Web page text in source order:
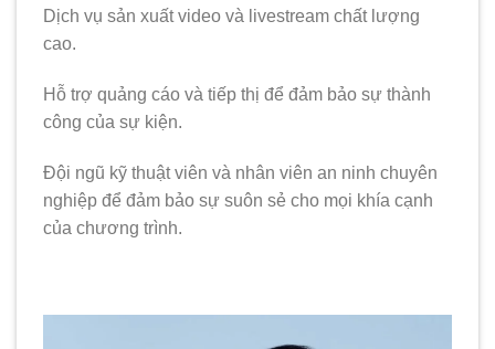
Dịch vụ sản xuất video và livestream chất lượng
cao.
Hỗ trợ quảng cáo và tiếp thị để đảm bảo sự thành
công của sự kiện.
Đội ngũ kỹ thuật viên và nhân viên an ninh chuyên
nghiệp để đảm bảo sự suôn sẻ cho mọi khía cạnh
của chương trình.